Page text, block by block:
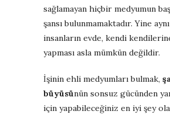
sağlamayan hiçbir medyumun
şansı bulunmamaktadır. Yine
insanların evde, kendi
yapması asla mümkün değildir.
İşinin ehli medyumları bulmak,
büyüsünün sonsuz gücünden
için yapabileceğiniz en iyi şey